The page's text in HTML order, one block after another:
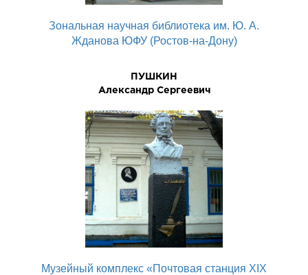
Зональная научная библиотека им. Ю. А.
Жданова ЮФУ (Ростов-на-Дону)
ПУШКИН
Александр Сергеевич
Музейный комплекс «Почтовая станция XIX